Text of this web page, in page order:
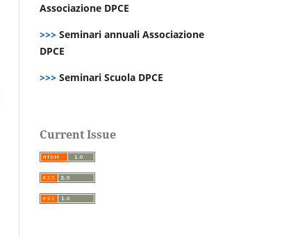
Associazione DPCE
>>> Seminari annuali Associazione
DPCE
>>> Seminari Scuola DPCE
Current Issue